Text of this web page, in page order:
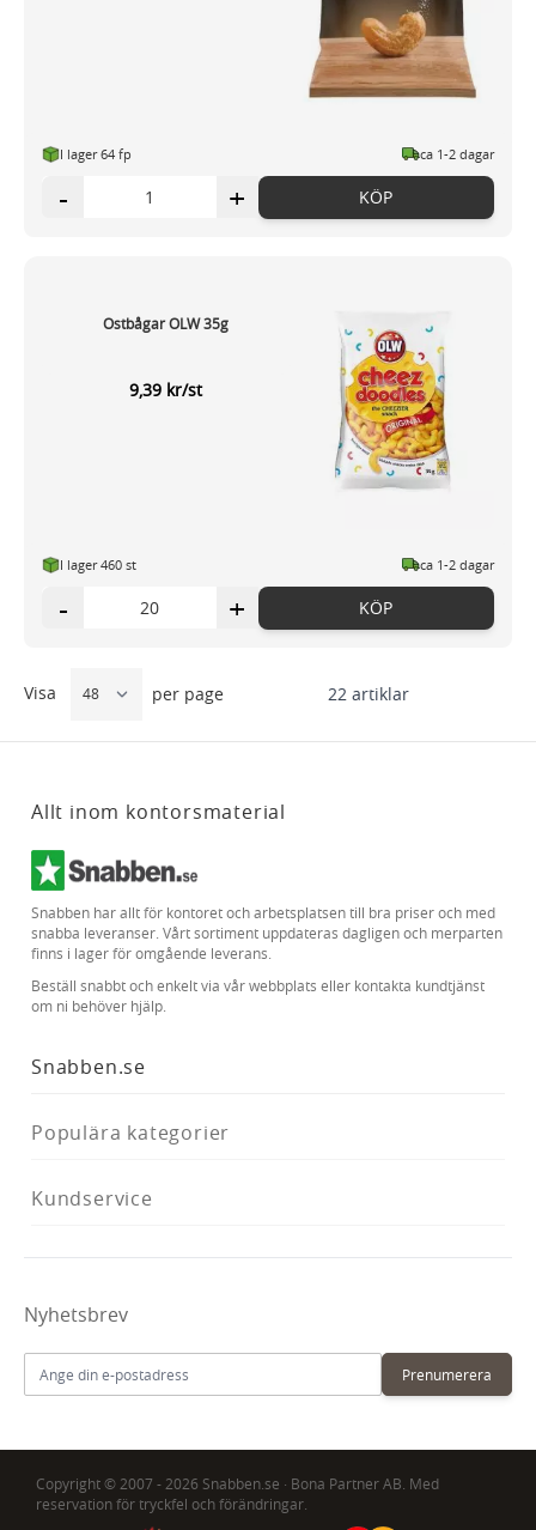
I lager 64 fp ca 1-2 dagar
- + KÖP
Ostbågar OLW 35g
9,39 kr/st
I lager 460 st ca 1-2 dagar
- + KÖP
22 artiklar
Visa per page
Allt inom kontorsmaterial
Snabben har allt för kontoret och arbetsplatsen till bra priser och med
snabba leveranser. Vårt sortiment uppdateras dagligen och merparten
finns i lager för omgående leverans.
Beställ snabbt och enkelt via vår webbplats eller kontakta kundtjänst
om ni behöver hjälp.
Snabben.se
Populära kategorier
Kundservice
Nyhetsbrev
Prenumerera
Copyright © 2007 - 2026 Snabben.se · Bona Partner AB. Med
reservation för tryckfel och förändringar.